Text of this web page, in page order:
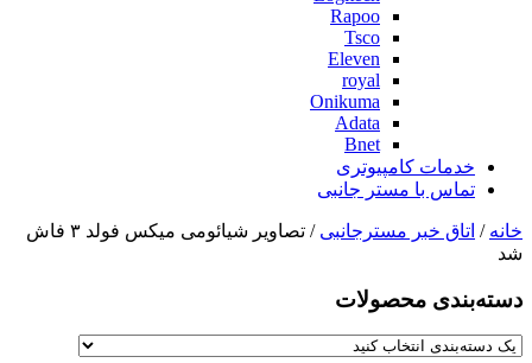
Rapoo
Tsco
Eleven
royal
Onikuma
Adata
Bnet
خدمات کامپیوتری
تماس با مستر جانبی
خانه / اتاق خبر مسترجانبی
/ تصاویر شیائومی میکس فولد ۳ فاش
شد
دسته‌بندی‌ محصولات